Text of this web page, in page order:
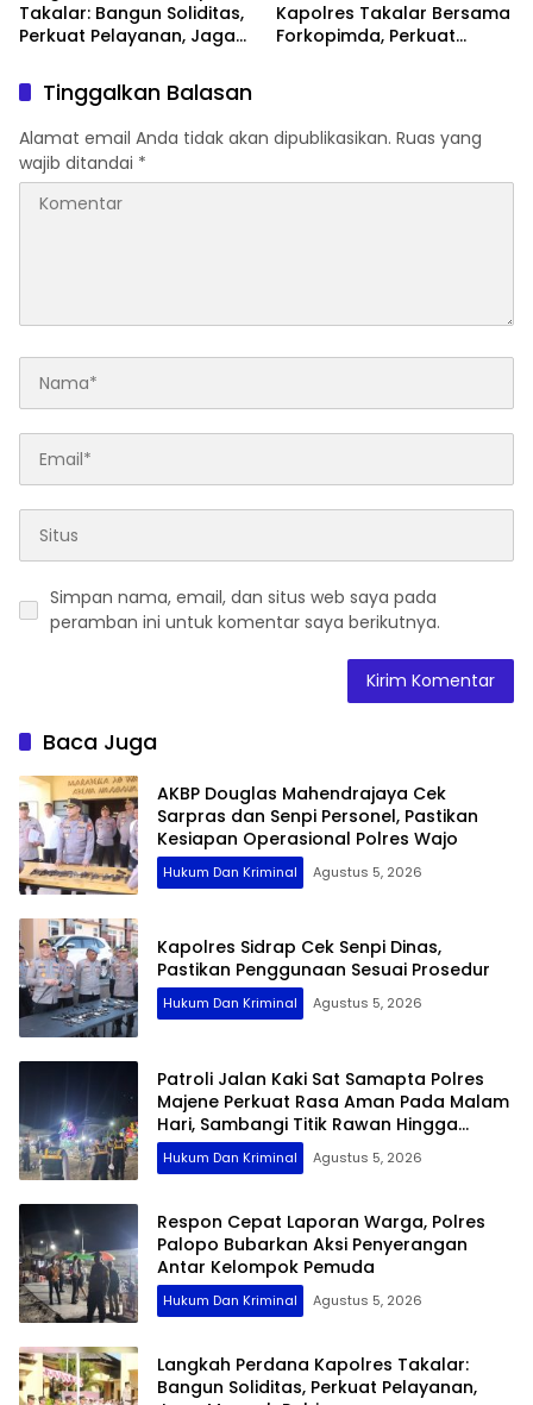
Takalar: Bangun Soliditas,
Perkuat Pelayanan, Jaga
Kapolres Takalar Bersama
Forkopimda, Perkuat
Tinggalkan Balasan
Alamat email Anda tidak akan dipublikasikan. Ruas yang
wajib ditandai *
Simpan nama, email, dan situs web saya pada
peramban ini untuk komentar saya berikutnya.
Baca Juga
AKBP Douglas Mahendrajaya Cek
Sarpras dan Senpi Personel, Pastikan
Kesiapan Operasional Polres Wajo
Hukum Dan Kriminal Agustus 5, 2026
Kapolres Sidrap Cek Senpi Dinas,
Pastikan Penggunaan Sesuai Prosedur
Hukum Dan Kriminal Agustus 5, 2026
Patroli Jalan Kaki Sat Samapta Polres
Majene Perkuat Rasa Aman Pada Malam
Hari, Sambangi Titik Rawan Hingga
Permukiman Nelayan
Hukum Dan Kriminal Agustus 5, 2026
Respon Cepat Laporan Warga, Polres
Palopo Bubarkan Aksi Penyerangan
Antar Kelompok Pemuda
Hukum Dan Kriminal Agustus 5, 2026
Langkah Perdana Kapolres Takalar:
Bangun Soliditas, Perkuat Pelayanan,